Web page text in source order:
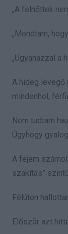
„A felnőttek
„Mondtam,
„Ugyanazzal a
A hideg levegő
mindenhol,
Nem tudtam
Úgyhogy
A fejem
szakítás”
Félúton
Először azt